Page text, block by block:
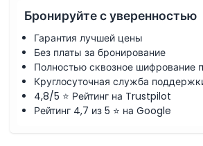
Бронируйте с уверенностью
Гарантия лучшей цены
Без платы за бронирование
Полностью сквозное шифрование
Круглосуточная служба
4,8/5 ⭐ Рейтинг на Trustpilot
Рейтинг 4,7 из 5 ⭐ на Google